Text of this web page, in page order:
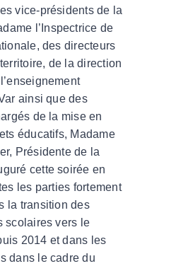
vice-présidents de la
l’Inspectrice de
des directeurs
de la direction
ainsi que des
de la mise en
éducatifs, Madame
Présidente de la
cette soirée en
les parties fortement
la transition des
scolaires vers le
2014 et dans les
dans le cadre du